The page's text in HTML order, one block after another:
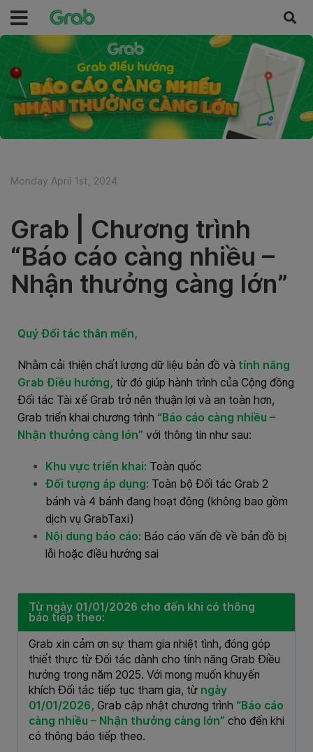
Monday April 1st, 2024
Grab | Chương trình
“Báo cáo càng nhiều –
Nhận thưởng càng lớn”
Quý Đối tác thân mến,
Nhằm cải thiện chất lượng dữ liệu bản đồ và tính năng
Grab Điều hướng, từ đó giúp hành trình của Cộng đồng
Đối tác Tài xế Grab trở nên thuận lợi và an toàn hơn,
Grab triển khai chương trình “Báo cáo càng nhiều –
Nhận thưởng càng lớn” với thông tin như sau:
Khu vực triển khai: Toàn quốc
Đối tượng áp dụng: Toàn bộ Đối tác Grab 2
bánh và 4 bánh đang hoạt động (không bao gồm
dịch vụ GrabTaxi)
Nội dung báo cáo: Báo cáo vấn đề về bản đồ bị
lỗi hoặc điều hướng sai
Từ ngày 01/01/2026 cho đến khi có thông
báo tiếp theo:
Grab xin cảm ơn sự tham gia nhiệt tình, đóng góp
thiết thực từ Đối tác dành cho tính năng Grab Điều
hướng trong năm 2025. Với mong muốn khuyến
khích Đối tác tiếp tục tham gia, từ ngày
01/01/2026, Grab cập nhật chương trình “Báo cáo
càng nhiều – Nhận thưởng càng lớn” cho đến khi
có thông báo tiếp theo.